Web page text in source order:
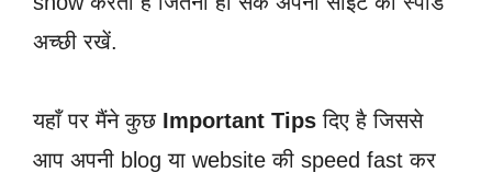
अच्छी रखें.
यहाँ पर मैंने कुछ Important Tips दिए है जिससे
आप अपनी blog या website की speed fast कर